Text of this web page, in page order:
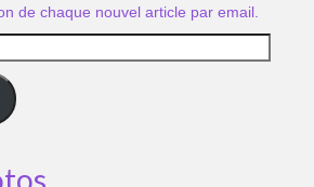
de chaque nouvel article par email.